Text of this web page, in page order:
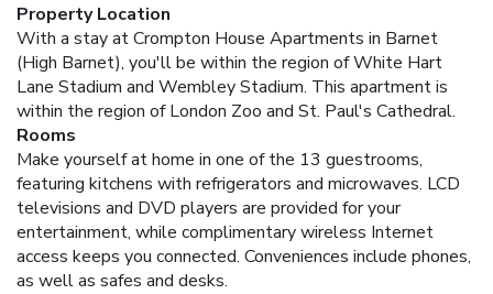
Property Location
With a stay at Crompton House Apartments in Barnet
(High Barnet), you'll be within the region of White Hart
Lane Stadium and Wembley Stadium. This apartment is
within the region of London Zoo and St. Paul's Cathedral.
Rooms
Make yourself at home in one of the 13 guestrooms,
featuring kitchens with refrigerators and microwaves. LCD
televisions and DVD players are provided for your
entertainment, while complimentary wireless Internet
access keeps you connected. Conveniences include phones,
as well as safes and desks.